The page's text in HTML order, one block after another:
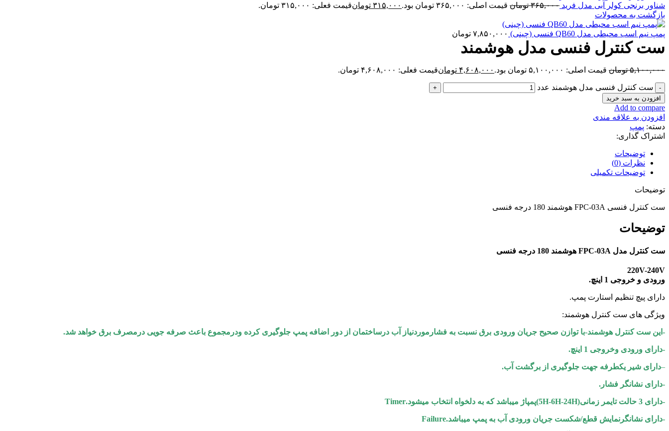
شناور برنجی کولر آبی مدل فرید ۳۶۵,۰۰۰ تومان قیمت اصلی: ۳۶۵,۰۰۰ تومان بود. ۳۱۵,۰۰۰ تومانقیمت فعلی: ۳۱۵,۰۰۰ تومان.
بازگشت به محصولات
پمپ نیم اسب محیطی مدل QB60 فنسی (چینی) ۷,۸۵۰,۰۰۰ تومان
ست کنترل فنسی مدل هوشمند
۵,۱۰۰,۰۰۰ تومان قیمت اصلی: ۵,۱۰۰,۰۰۰ تومان بود. ۴,۶۰۸,۰۰۰ تومانقیمت فعلی: ۴,۶۰۸,۰۰۰ تومان.
ست کنترل فنسی مدل هوشمند عدد
افزودن به سبد خرید
Add to compare
افزودن به علاقه مندی
دسته: پمپ
اشتراک گذاری:
توضیحات
نظرات (0)
توضیحات تکمیلی
توضیحات
ست کنترل فنسی FPC-03A هوشمند 180 درجه فنسی
توضیحات
ست کنترل مدل FPC-03A هوشمند 180 درجه فنسی
220V-240V
ورودی و خروجی 1 اینچ.
دارای پیچ تنظیم استارت پمپ.
ویژگی های ست کنترل هوشمند:
-این ست کنترل هوشمند-با توازن صحیح جریان ورودی برق نسبت به فشارموردنیاز آب درساختمان از دور اضافه پمپ جلوگیری کرده ودرمجموع باعث صرفه جویی درمصرف برق خواهد شد.
-دارای ورودی وخروجی 1 اینچ.
–دارای شیر یکطرفه جهت جلوگیری از برگشت آب.
-دارای نشانگر فشار.
-دارای 3 حالت تایمر زمانی(5H-6H-24H)پمپاژ میباشد که به دلخواه انتخاب میشود.Timer
-دارای نشانگرنمایش قطع/شکست جریان ورودی آب به پمپ میباشد.Failure